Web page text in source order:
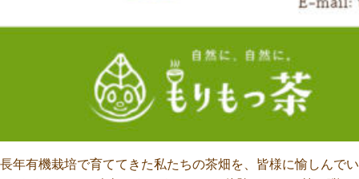
長年有機栽培で育ててきた私たちの茶畑を、皆様に愉しんでい